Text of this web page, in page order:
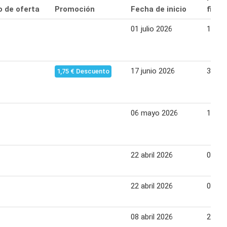
de oferta Promoción Fecha de inicio
01 julio 2026 14
1,75 € Descuento 17 junio 2026 30
06 mayo 2026 19
22 abril 2026 05
22 abril 2026 05
08 abril 2026 21